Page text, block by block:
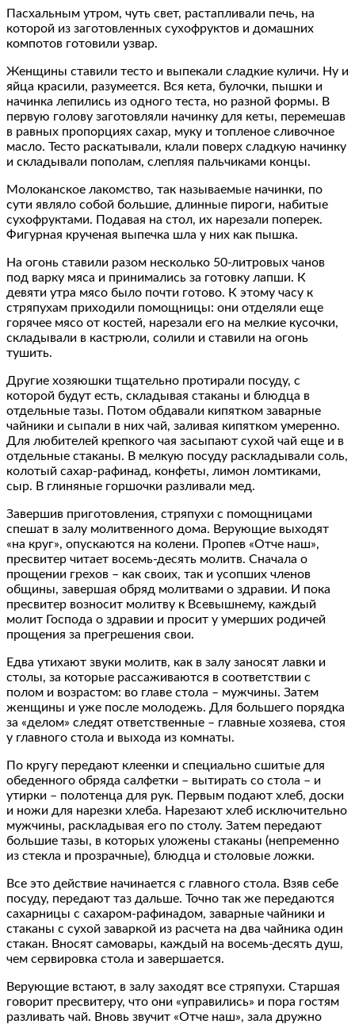
Пасхальным утром, чуть свет, растапливали печь, на
которой из заготовленных сухофруктов и домашних
компотов готовили узвар.
Женщины ставили тесто и выпекали сладкие куличи. Ну и
яйца красили, разумеется. Вся кета, булочки, пышки и
начинка лепились из одного теста, но разной формы. В
первую голову заготовляли начинку для кеты, перемешав
в равных пропорциях сахар, муку и топленое сливочное
масло. Тесто раскатывали, клали поверх сладкую начинку
и складывали пополам, слепляя пальчиками концы.
Молоканское лакомство, так называемые начинки, по
сути являло собой большие, длинные пироги, набитые
сухофруктами. Подавая на стол, их нарезали поперек.
Фигурная крученая выпечка шла у них как пышка.
На огонь ставили разом несколько 50-литровых чанов
под варку мяса и принимались за готовку лапши. К
девяти утра мясо было почти готово. К этому часу к
стряпухам приходили помощницы: они отделяли еще
горячее мясо от костей, нарезали его на мелкие кусочки,
складывали в кастрюли, солили и ставили на огонь
тушить.
Другие хозяюшки тщательно протирали посуду, с
которой будут есть, складывая стаканы и блюдца в
отдельные тазы. Потом обдавали кипятком заварные
чайники и сыпали в них чай, заливая кипятком умеренно.
Для любителей крепкого чая засыпают сухой чай еще и в
отдельные стаканы. В мелкую посуду раскладывали соль,
колотый сахар-рафинад, конфеты, лимон ломтиками,
сыр. В глиняные горшочки разливали мед.
Завершив приготовления, стряпухи с помощницами
спешат в залу молитвенного дома. Верующие выходят
«на круг», опускаются на колени. Пропев «Отче наш»,
пресвитер читает восемь-десять молитв. Сначала о
прощении грехов – как своих, так и усопших членов
общины, завершая обряд молитвами о здравии. И пока
пресвитер возносит молитву к Всевышнему, каждый
молит Господа о здравии и просит у умерших родичей
прощения за прегрешения свои.
Едва утихают звуки молитв, как в залу заносят лавки и
столы, за которые рассаживаются в соответствии с
полом и возрастом: во главе стола – мужчины. Затем
женщины и уже после молодежь. Для большего порядка
за «делом» следят ответственные – главные хозяева, стоя
у главного стола и выхода из комнаты.
По кругу передают клеенки и специально сшитые для
обеденного обряда салфетки – вытирать со стола – и
утирки – полотенца для рук. Первым подают хлеб, доски
и ножи для нарезки хлеба. Нарезают хлеб исключительно
мужчины, раскладывая его по столу. Затем передают
большие тазы, в которых уложены стаканы (непременно
из стекла и прозрачные), блюдца и столовые ложки.
Все это действие начинается с главного стола. Взяв себе
посуду, передают таз дальше. Точно так же передаются
сахарницы с сахаром-рафинадом, заварные чайники и
стаканы с сухой заваркой из расчета на два чайника один
стакан. Вносят самовары, каждый на восемь-десять душ,
чем сервировка стола и завершается.
Верующие встают, в залу заходят все стряпухи. Старшая
говорит пресвитеру, что они «управились» и пора гостям
разливать чай. Вновь звучит «Отче наш», зала дружно